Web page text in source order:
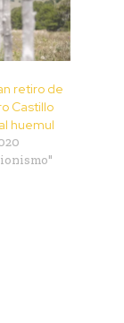
retiro de
Castillo
huemul